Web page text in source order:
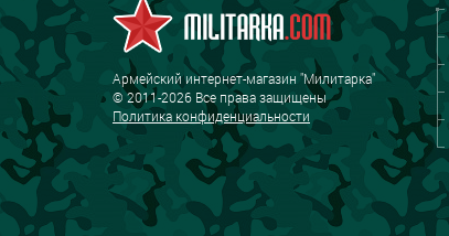
Армейский интернет-магазин "Милитарка"
© 2011-2026 Все права защищены
Политика конфиденциальности